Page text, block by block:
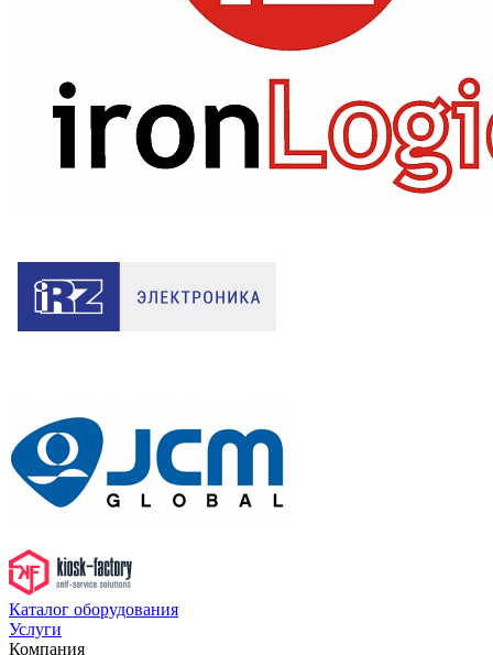
Каталог оборудования
Услуги
Компания